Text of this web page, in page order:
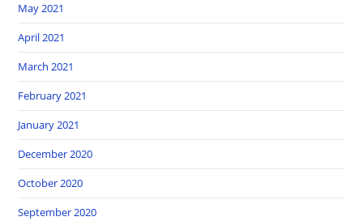
May 2021
April 2021
March 2021
February 2021
January 2021
December 2020
October 2020
September 2020